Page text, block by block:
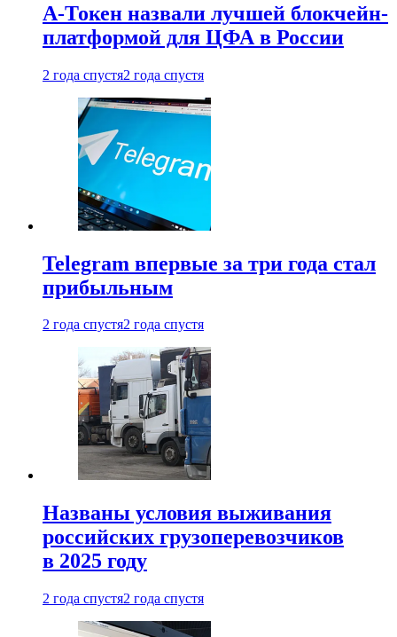
А-Токен назвали лучшей блокчейн-
платформой для ЦФА в России
2 года спустя2 года спустя
Telegram впервые за три года стал
прибыльным
2 года спустя2 года спустя
Названы условия выживания
российских грузоперевозчиков
в 2025 году
2 года спустя2 года спустя